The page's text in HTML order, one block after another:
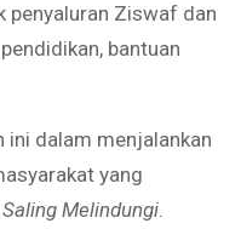
penyaluran Ziswaf dan
bantuan
ini dalam menjalankan
yang
Saling Melindungi.